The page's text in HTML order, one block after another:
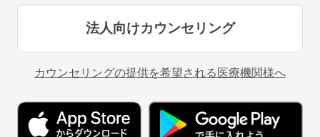
法人向けカウンセリング
カウンセリングの提供を希望される医療機関様へ